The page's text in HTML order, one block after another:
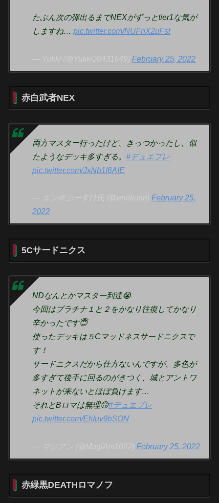
たぶん次の弾出るまでNEXがずっとtier1な気が
しますね…pic.twitter.com/NUFnX2uFst
— Yukki (@Yukki26431649)February 25, 2022
赤白武者NEX
両方マスター行ったけど、きっつかったし、似
たようなデッキ多すぎる。#デュエプレ
pic.twitter.com/JxNb1I6AIE
— エン＠ぶーすけ氏 (@ennkunn)February 25,
2022
5Cサードニクス
NDなんとかマスター到達😭
今回はプラチナ１と２をかなり往復してかなり
辛かったです😇
使ったデッキは５Cマッドネスサードニクスで
す！
サードニクスだから仕方ないんですが、多色が
多すぎて後手に回るのがきつく、城とアントワ
ネットが来ないとほぼ負けます…
それとBロマは無理🙃#デュエプレ
pic.twitter.com/EhIuv9bSON
— マジアン (@MagiAm1022)February 25, 2022
赤緑黒DEATHロマノフ